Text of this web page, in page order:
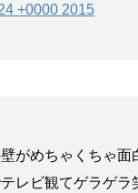
+0000 2015
がめちゃくちゃ面
レビ観てゲラゲラ